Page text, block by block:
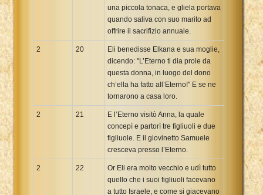
una piccola tonaca, e gliela portava
quando saliva con suo marito ad
offrire il sacrifizio annuale.
2 20
Eli benedisse Elkana e sua moglie,
dicendo: "L’Eterno ti dia prole da
questa donna, in luogo del dono
ch’ella ha fatto all’Eterno!" E se ne
tornarono a casa loro.
2 21
E l’Eterno visitò Anna, la quale
concepì e partorì tre figliuoli e due
figliuole. E il giovinetto Samuele
cresceva presso l’Eterno.
2 22
Or Eli era molto vecchio e udì tutto
quello che i suoi figliuoli facevano
a tutto Israele, e come si giacevano